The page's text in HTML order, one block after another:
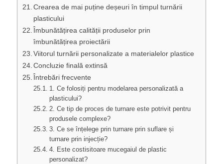
Crearea de mai puține deșeuri în timpul turnării
plasticului
Îmbunătățirea calității produselor prin
îmbunătățirea proiectării
Viitorul turnării personalizate a materialelor plastice
Concluzie finală extinsă
Întrebări frecvente
1. Ce folosiți pentru modelarea personalizată a
plasticului?
2. Ce tip de proces de turnare este potrivit pentru
produsele complexe?
3. Ce se înțelege prin turnare prin suflare și
turnare prin injecție?
4. Este costisitoare mucegaiul de plastic
personalizat?